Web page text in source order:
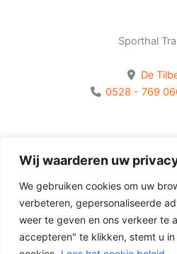
Wij waarderen uw
We gebruiken cookies om uw
verbeteren, gepersonaliseerde
weer te geven en ons verkeer te
accepteren" te klikken, stemt u
Sporthal
De
0528 - 769
Volg Olhaco
Volg Olhaco
Volg Olhaco